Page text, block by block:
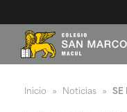
Inicio » Noticias » SE